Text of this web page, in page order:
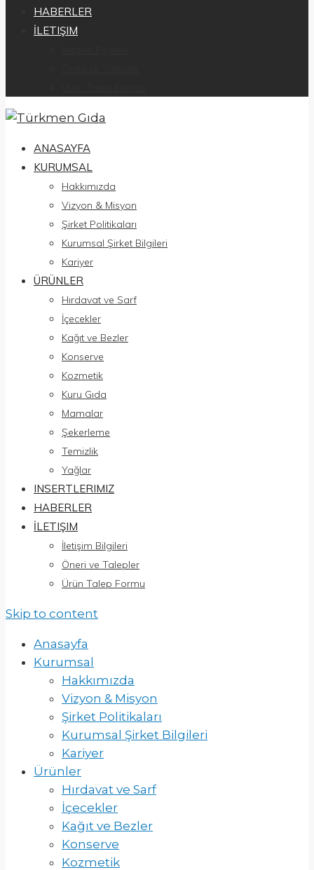
HABERLER
İLETIŞIM
ANASAYFA
KURUMSAL
Hakkımızda
Vizyon & Misyon
Şirket Politikaları
Kurumsal Şirket Bilgileri
Kariyer
ÜRÜNLER
Hırdavat ve Sarf
İçecekler
Kağıt ve Bezler
Konserve
Kozmetik
Kuru Gıda
Mamalar
Şekerleme
Temizlik
Yağlar
INSERTLERIMIZ
HABERLER
İLETIŞIM
İletişim Bilgileri
Öneri ve Talepler
Ürün Talep Formu
Skip to content
Anasayfa
Kurumsal
Hakkımızda
Vizyon & Misyon
Şirket Politikaları
Kurumsal Şirket Bilgileri
Kariyer
Ürünler
Hırdavat ve Sarf
İçecekler
Kağıt ve Bezler
Konserve
Kozmetik